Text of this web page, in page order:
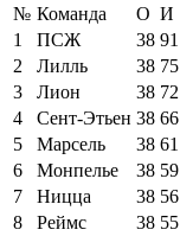
№ Команда О И
1
ПСЖ 38 91
2
Лилль 38 75
3
Лион 38 72
4
Сент-Этьен 38 66
5
Марсель 38 61
6
Монпелье 38 59
7
Ницца 38 56
8
Реймс 38 55